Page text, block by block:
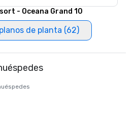
- Oceana Grand 10
de planta (62)